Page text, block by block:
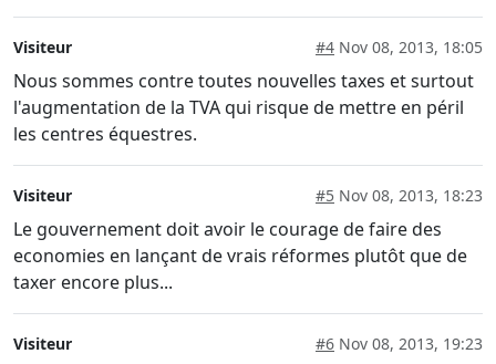
Visiteur #4 Nov 08, 2013, 18:05
Nous sommes contre toutes nouvelles taxes et surtout
l'augmentation de la TVA qui risque de mettre en péril
les centres équestres.
Visiteur #5 Nov 08, 2013, 18:23
Le gouvernement doit avoir le courage de faire des
economies en lançant de vrais réformes plutôt que de
taxer encore plus...
Visiteur #6 Nov 08, 2013, 19:23